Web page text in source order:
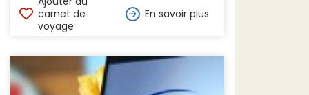
carnet de
voyage
En savoir plus